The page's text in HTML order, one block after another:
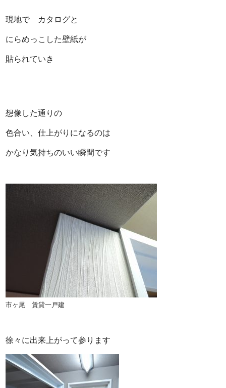
現地で カタログと
にらめっこした壁紙が
貼られていき
想像した通りの
色合い、仕上がりになるのは
かなり気持ちのいい瞬間です
市ヶ尾 賃貸一戸建
徐々に出来上がって参ります